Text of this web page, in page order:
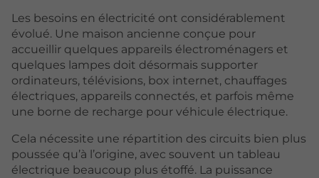
Les besoins en électricité ont considérablement
évolué. Une maison ancienne conçue pour
accueillir quelques appareils électroménagers et
quelques lampes doit désormais supporter
ordinateurs, télévisions, box internet, chauffages
électriques, appareils connectés, et parfois même
une borne de recharge pour véhicule électrique.
Cela nécessite une répartition des circuits bien plus
poussée qu’à l’origine, avec souvent un tableau
électrique beaucoup plus étoffé. La puissance